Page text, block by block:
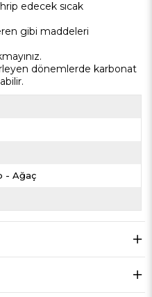
edecek sıcak
gibi maddeleri
dönemlerde karbonat
- Ağaç